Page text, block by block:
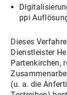
ppi
Dieses
Dienstleister
Partenkirchen,
(u. a. die